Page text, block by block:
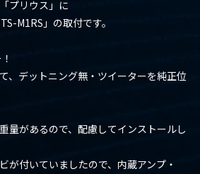
プリウス」に
M1RS」の取付です。
、デットニング無・ツイーターを純正位
量があるので、配慮してインストールし
が付いていましたので、内蔵アンプ・